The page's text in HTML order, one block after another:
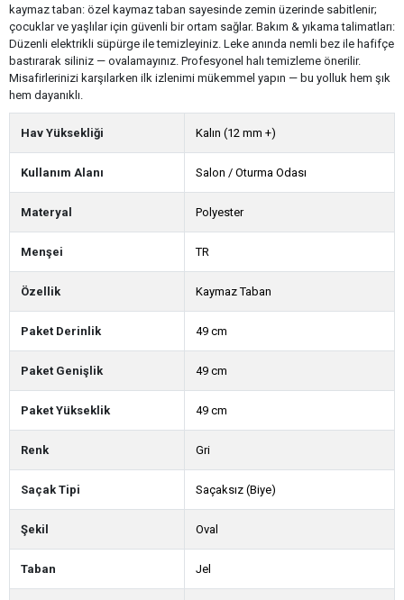
kaymaz taban: özel kaymaz taban sayesinde zemin üzerinde sabitlenir;
çocuklar ve yaşlılar için güvenli bir ortam sağlar. Bakım & yıkama talimatları:
Düzenli elektrikli süpürge ile temizleyiniz. Leke anında nemli bez ile hafifçe
bastırarak siliniz — ovalamayınız. Profesyonel halı temizleme önerilir.
Misafirlerinizi karşılarken ilk izlenimi mükemmel yapın — bu yolluk hem şık
hem dayanıklı.
Hav Yüksekliği Kalın (12 mm +)
Kullanım Alanı Salon / Oturma Odası
Materyal Polyester
Menşei TR
Özellik Kaymaz Taban
Paket Derinlik 49 cm
Paket Genişlik 49 cm
Paket Yükseklik 49 cm
Renk Gri
Saçak Tipi Saçaksız (Biye)
Şekil Oval
Taban Jel